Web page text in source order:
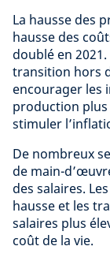
La hausse des
hausse des
doublé en
transition hors
encourager les
production
stimuler
De nombreux
de main-
des salaires.
hausse et les
salaires plus
coût de la vie.